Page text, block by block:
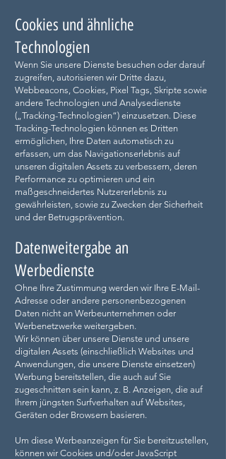
Cookies und ähnliche
Technologien
Wenn Sie unsere Dienste besuchen oder darauf
zugreifen, autorisieren wir Dritte dazu,
Webbeacons, Cookies, Pixel Tags, Skripte sowie
andere Technologien und Analysedienste
(„Tracking-Technologien“) einzusetzen. Diese
Tracking-Technologien können es Dritten
ermöglichen, Ihre Daten automatisch zu
erfassen, um das Navigationserlebnis auf
unseren digitalen Assets zu verbessern, deren
Performance zu optimieren und ein
maßgeschneidertes Nutzererlebnis zu
gewährleisten, sowie zu Zwecken der Sicherheit
und der Betrugsprävention.
Datenweitergabe an
Werbedienste
Ohne Ihre Zustimmung werden wir Ihre E-Mail-
Adresse oder andere personenbezogenen
Daten nicht an Werbeunternehmen oder
Werbenetzwerke weitergeben.
Wir können über unsere Dienste und unsere
digitalen Assets (einschließlich Websites und
Anwendungen, die unsere Dienste einsetzen)
Werbung bereitstellen, die auch auf Sie
zugeschnitten sein kann, z. B. Anzeigen, die auf
Ihrem jüngsten Surfverhalten auf Websites,
Geräten oder Browsern basieren.
Um diese Werbeanzeigen für Sie bereitzustellen,
können wir Cookies und/oder JavaScript